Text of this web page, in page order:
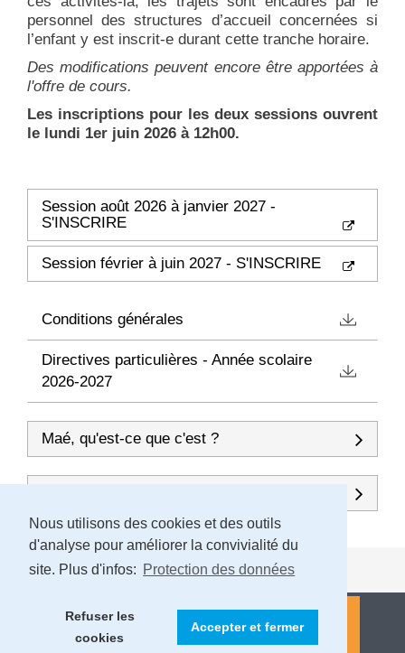
Nous utilisons des cookies et des outils
d'analyse pour améliorer la convivialité du
site. Plus d'infos: Protection des données
Refuser les
cookies
Accepter et fermer
personnel des structures d’accueil concernées si
l’enfant y est inscrit-e durant cette tranche horaire.
Des modifications peuvent encore être apportées à
l'offre de cours.
Les inscriptions pour les deux sessions ouvrent
le lundi 1er juin 2026 à 12h00.
Session août 2026 à janvier 2027 -
S'INSCRIRE
Session février à juin 2027 - S'INSCRIRE
Conditions générales
Directives particulières - Année scolaire
2026-2027
Maé, qu'est-ce que c'est ?